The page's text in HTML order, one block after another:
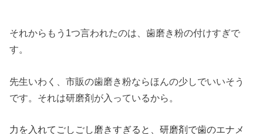
それからもう1つ言われたのは、歯磨き粉の付けすぎで
す。
先生いわく、市販の歯磨き粉ならほんの少しでいいそう
です。それは研磨剤が入っているから。
力を入れてごしごし磨きすぎると、研磨剤で歯のエナメ